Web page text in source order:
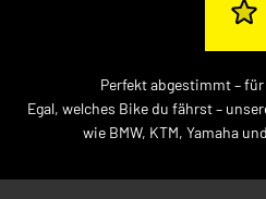
Perfekt abgestimmt – für
Egal, welches Bike du fährst –
wie BMW, KTM, Yamaha